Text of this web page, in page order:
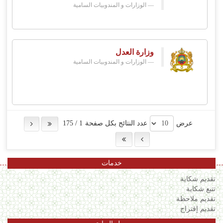
الوزارات و المندوبيات السامية
وزارة العدل
الوزارات و المندوبيات السامية
عرض عدد النتائج بكل صفحة 1
/
175
خدمات
تقديم شكاية
تتبع شكاية
تقديم ملاحظة
تقديم إقتراح